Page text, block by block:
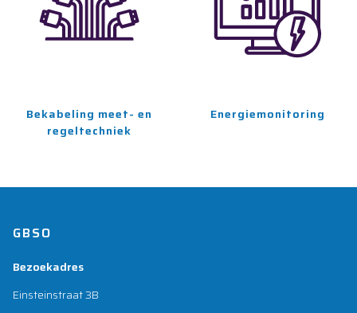
Bekabeling meet- en
regeltechniek
Energiemonitoring
GBSO
Bezoekadres
Einsteinstraat 3B